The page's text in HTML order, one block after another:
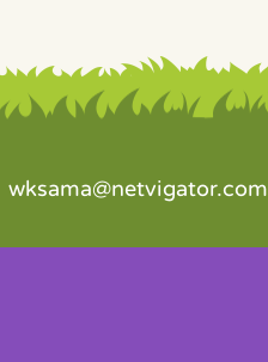
wksama@netvigator.com